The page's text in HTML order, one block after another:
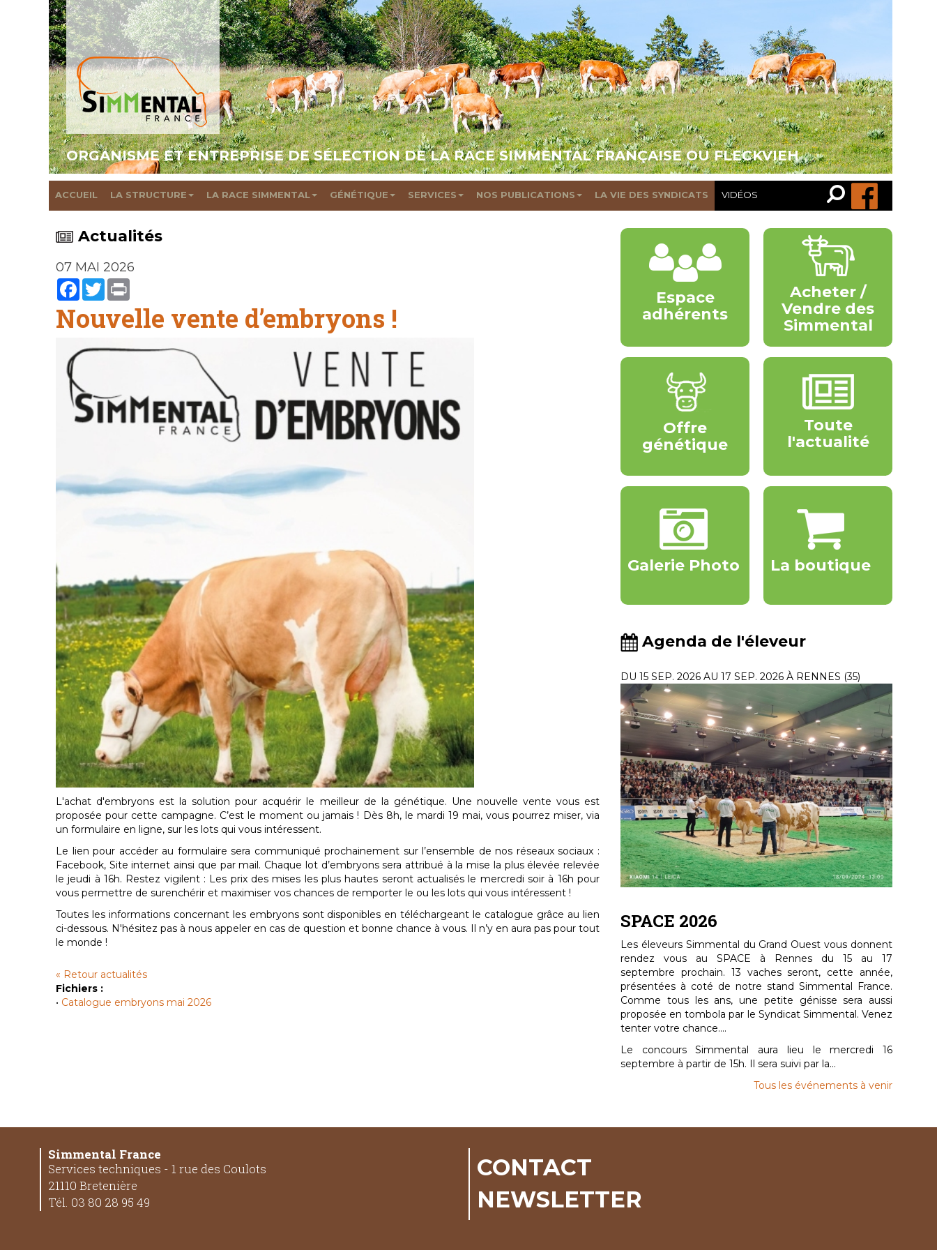
ORGANISME ET ENTREPRISE DE SÉLECTION DE LA RACE SIMMENTAL FRANÇAISE OU FLECKVIEH
ACCUEIL LA STRUCTURE LA RACE SIMMENTAL GÉNÉTIQUE SERVICES NOS PUBLICATIONS LA VIE DES SYNDICATS VIDÉOS
Recherche…
Rechercher
Actualités
07 MAI 2026
Facebook
Twitter
Nouvelle vente d’embryons !
L'achat d'embryons est la solution pour acquérir le meilleur de la génétique. Une nouvelle vente vous est
proposée pour cette campagne. C’est le moment ou jamais ! Dès 8h, le mardi 19 mai, vous pourrez miser, via
un formulaire en ligne, sur les lots qui vous intéressent.
Le lien pour accéder au formulaire sera communiqué prochainement sur l’ensemble de nos réseaux sociaux :
Facebook, Site internet ainsi que par mail. Chaque lot d’embryons sera attribué à la mise la plus élevée relevée
le jeudi à 16h. Restez vigilent : Les prix des mises les plus hautes seront actualisés le mercredi soir à 16h pour
vous permettre de surenchérir et maximiser vos chances de remporter le ou les lots qui vous intéressent !
Toutes les informations concernant les embryons sont disponibles en téléchargeant le catalogue grâce au lien
ci-dessous. N'hésitez pas à nous appeler en cas de question et bonne chance à vous. Il n’y en aura pas pour tout
le monde !
« Retour actualités
Fichiers :
• Catalogue embryons mai 2026
Espace
adhérents
Acheter /
Vendre des
Simmental
Offre
génétique
Toute
l'actualité
Galerie Photo La boutique
Agenda de l'éleveur
DU 15 SEP. 2026 AU 17 SEP. 2026 À RENNES (35)
SPACE 2026
Les éleveurs Simmental du Grand Ouest vous donnent
rendez vous au SPACE à Rennes du 15 au 17
septembre prochain. 13 vaches seront, cette année,
présentées à coté de notre stand Simmental France.
Comme tous les ans, une petite génisse sera aussi
proposée en tombola par le Syndicat Simmental. Venez
tenter votre chance....
Le concours Simmental aura lieu le mercredi 16
septembre à partir de 15h. Il sera suivi par la...
Tous les événements à venir
Simmental France
Services techniques - 1 rue des Coulots
21110 Bretenière
Tél. 03 80 28 95 49
CONTACT
NEWSLETTER